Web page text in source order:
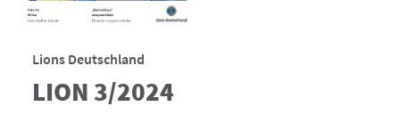
Lions Deutschland
LION 3/2024